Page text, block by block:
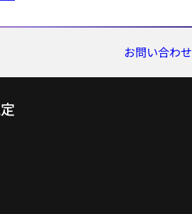
お問い合わせ